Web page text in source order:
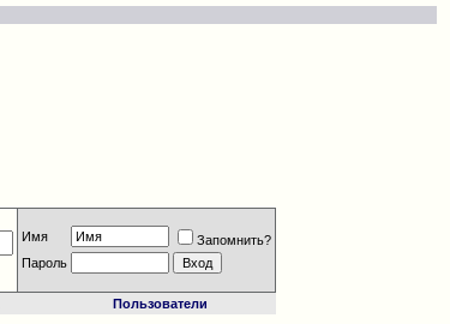
Имя
Запомнить?
Пароль
Пользователи